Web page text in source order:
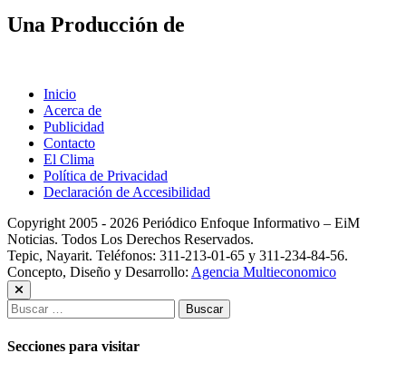
Una Producción de
Inicio
Acerca de
Publicidad
Contacto
El Clima
Política de Privacidad
Declaración de Accesibilidad
Copyright 2005 - 2026 Periódico Enfoque Informativo – EiM
Noticias. Todos Los Derechos Reservados.
Tepic, Nayarit. Teléfonos: 311-213-01-65 y 311-234-84-56.
Concepto, Diseño y Desarrollo: Agencia Multieconomico
Buscar:
Secciones para visitar